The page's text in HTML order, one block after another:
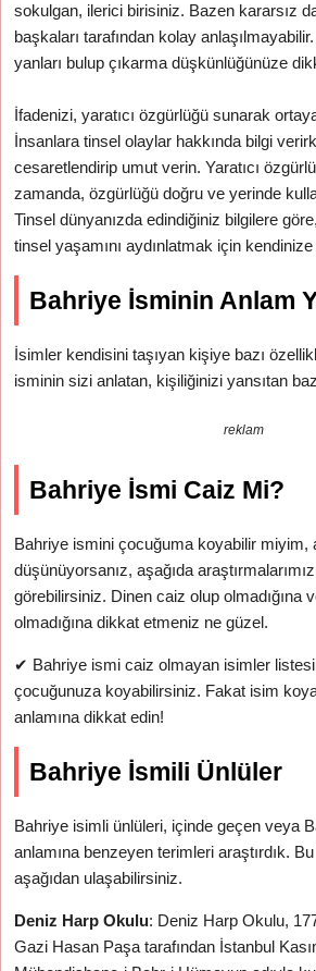
sokulgan, ilerici birisiniz. Bazen kararsız
başkaları tarafından kolay
yanları bulup çıkarma düşkünlüğünüze
İfadenizi, yaratıcı özgürlüğü sunarak
İnsanlara tinsel olaylar hakkında bilgi
cesaretlendirip umut verin. Yaratıcı
zamanda, özgürlüğü doğru ve yerinde
Tinsel dünyanızda edindiğiniz bilgilere
tinsel yaşamını aydınlatmak için
Bahriye İsminin Anlam
İsimler kendisini taşıyan kişiye bazı
isminin sizi anlatan, kişiliğinizi yansıtan
reklam
Bahriye İsmi Caiz Mi?
Bahriye ismini çocuğuma koyabilir miyim,
düşünüyorsanız, aşağıda
görebilirsiniz. Dinen caiz olup olmadığına
olmadığına dikkat etmeniz ne güzel.
✔ Bahriye ismi caiz olmayan isimler
çocuğunuza koyabilirsiniz. Fakat isim
anlamına dikkat edin!
Bahriye İsmili Ünlüler
Bahriye isimli ünlüleri, içinde geçen veya
anlamına benzeyen terimleri araştırdık.
aşağıdan ulaşabilirsiniz.
Deniz Harp Okulu: Deniz Harp Okulu,
Gazi Hasan Paşa tarafından İstanbul